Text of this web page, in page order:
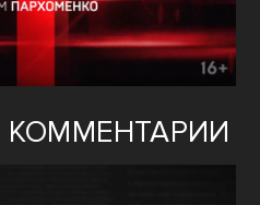
КОММЕНТАРИИ